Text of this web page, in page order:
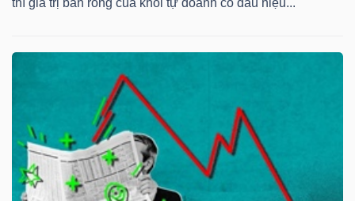
thì giá trị bán ròng của khối tự doanh có dấu hiệu...